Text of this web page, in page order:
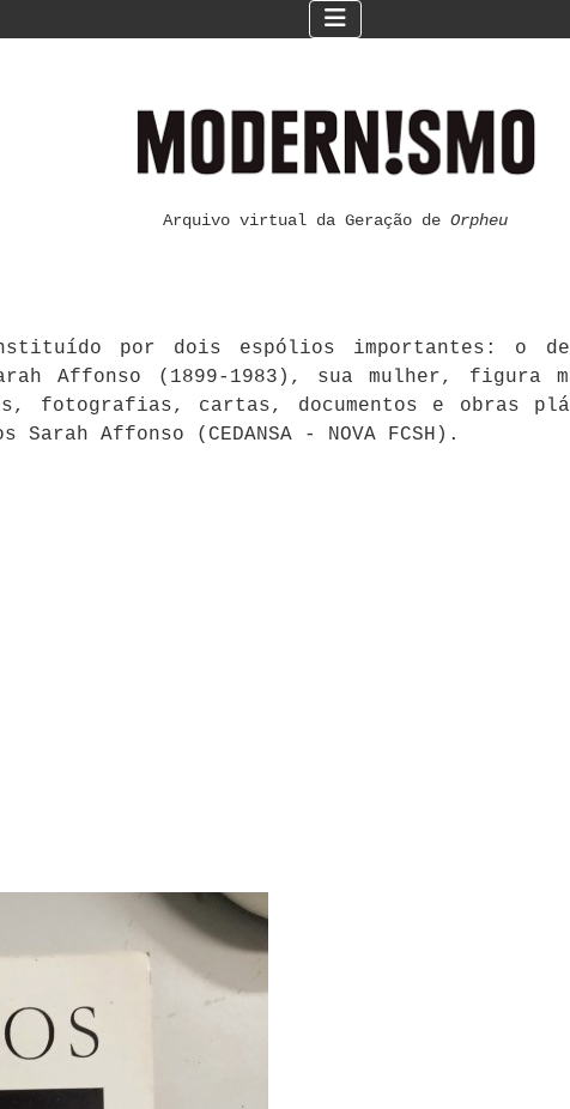
Arquivo virtual da Geração de Orpheu
por dois espólios importantes: o de
Affonso (1899-1983), sua mulher, figura
fotografias, cartas, documentos e obras
Affonso (CEDANSA - NOVA FCSH).